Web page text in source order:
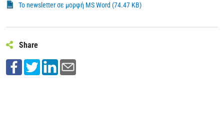
Το newsletter σε μορφή MS Word (74.47 KB)
Share